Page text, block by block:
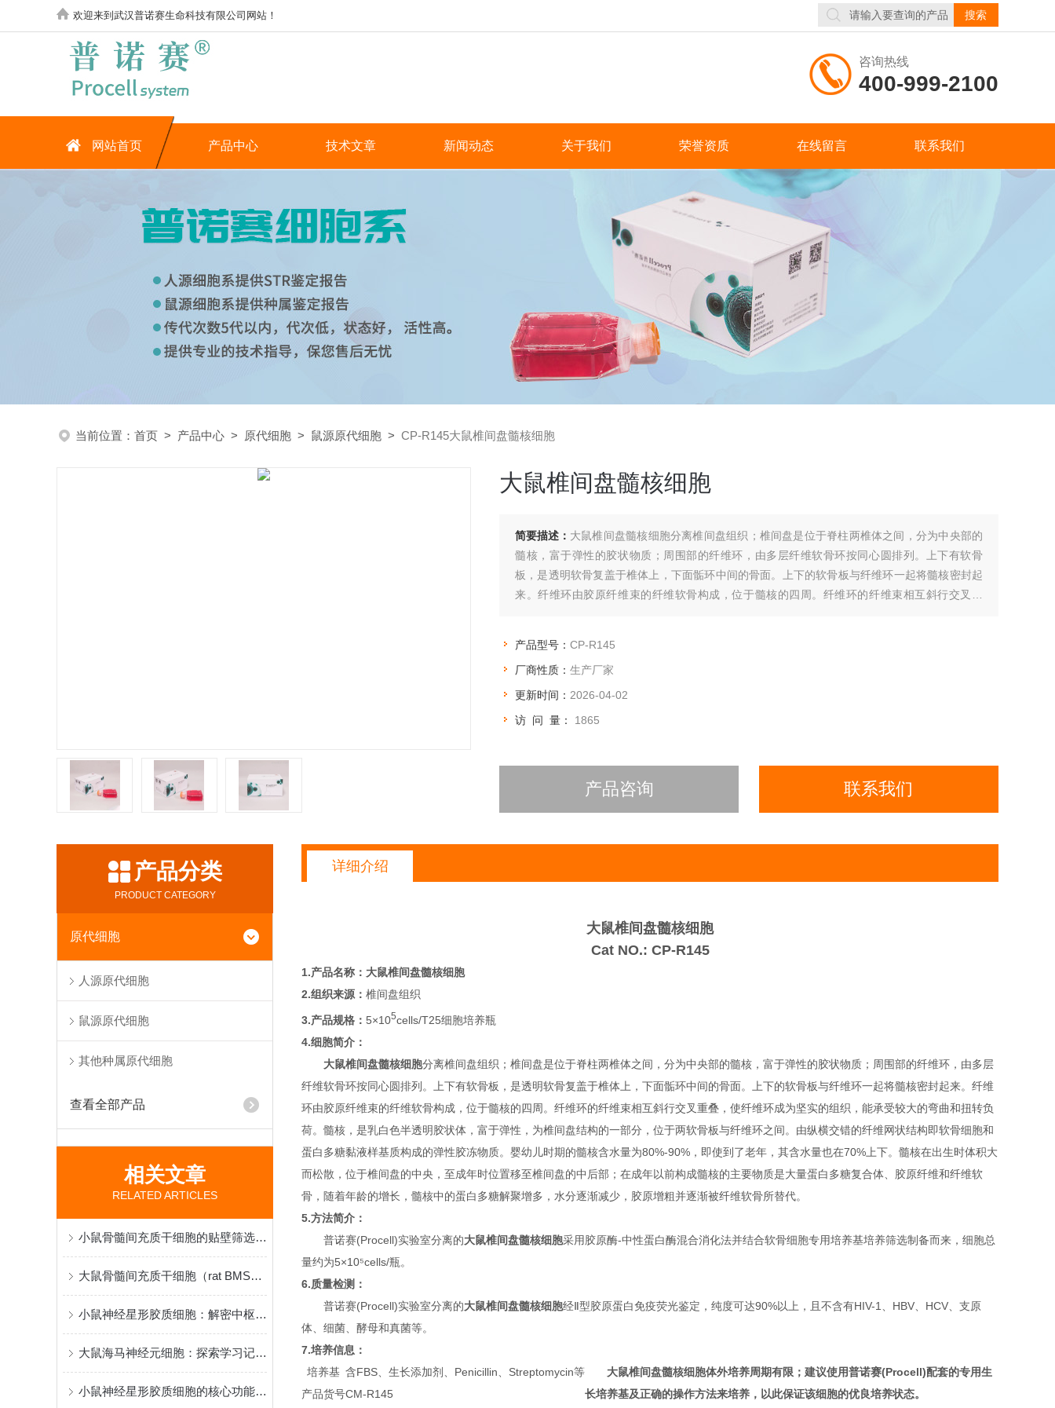
欢迎来到武汉普诺赛生命科技有限公司网站！
咨询热线
400-999-2100
网站首页 产品中心 技术文章 新闻动态 关于我们 荣誉资质 在线留言 联系我们
当前位置： 首页 > 产品中心 > 原代细胞 > 鼠源原代细胞 > CP-R145大鼠椎间盘髓核细胞
大鼠椎间盘髓核细胞
简要描述： 大鼠椎间盘髓核细胞分离椎间盘组织；椎间盘是位于脊柱两椎体之间，分为中央部的
髓核，富于弹性的胶状物质；周围部的纤维环，由多层纤维软骨环按同心圆排列。上下有软骨
板，是透明软骨复盖于椎体上，下面骺环中间的骨面。上下的软骨板与纤维环一起将髓核密封起
来。纤维环由胶原纤维束的纤维软骨构成，位于髓核的四周。纤维环的纤维束相互斜行交叉重
产品型号： CP-R145
厂商性质： 生产厂家
更新时间： 2026-04-02
访 问 量： 1865
产品咨询 联系我们
产品分类
PRODUCT CATEGORY
原代细胞
人源原代细胞
鼠源原代细胞
其他种属原代细胞
查看全部产品
相关文章
RELATED ARTICLES
小鼠骨髓间充质干细胞的贴壁筛选原理与再生医学研究应用
大鼠骨髓间充质干细胞（rat BMSCs）分离、鉴定与应用
小鼠神经星形胶质细胞：解密中枢神经系统功能与疾病机制的核心模型
大鼠海马神经元细胞：探索学习记忆机制与脑疾病病理的黄金模型
小鼠神经星形胶质细胞的核心功能和应用特点
详细介绍
大鼠椎间盘髓核细胞
Cat NO.: CP-R145
1.产品名称： 大鼠椎间盘髓核细胞
2.组织来源： 椎间盘组织
3.产品规格： 5×105cells/T25细胞培养瓶
4.细胞简介：
大鼠椎间盘髓核细胞分离椎间盘组织；椎间盘是位于脊柱两椎体之间，分为中央部的髓核，富于弹性的胶状物质；周围部的纤维环，由多层
纤维软骨环按同心圆排列。上下有软骨板，是透明软骨复盖于椎体上，下面骺环中间的骨面。上下的软骨板与纤维环一起将髓核密封起来。纤维
环由胶原纤维束的纤维软骨构成，位于髓核的四周。纤维环的纤维束相互斜行交叉重叠，使纤维环成为坚实的组织，能承受较大的弯曲和扭转负
荷。髓核，是乳白色半透明胶状体，富于弹性，为椎间盘结构的一部分，位于两软骨板与纤维环之间。由纵横交错的纤维网状结构即软骨细胞和
蛋白多糖黏液样基质构成的弹性胶冻物质。婴幼儿时期的髓核含水量为80%-90%，即使到了老年，其含水量也在70%上下。髓核在出生时体积大
而松散，位于椎间盘的中央，至成年时位置移至椎间盘的中后部；在成年以前构成髓核的主要物质是大量蛋白多糖复合体、胶原纤维和纤维软
骨，随着年龄的增长，髓核中的蛋白多糖解聚增多，水分逐渐减少，胶原增粗并逐渐被纤维软骨所替代。
5.方法简介：
普诺赛(Procell)实验室分离的大鼠椎间盘髓核细胞采用胶原酶-中性蛋白酶混合消化法并结合软骨细胞专用培养基培养筛选制备而来，细胞总
量约为5×10⁵cells/瓶。
6.质量检测：
普诺赛(Procell)实验室分离的大鼠椎间盘髓核细胞经Ⅱ型胶原蛋白免疫荧光鉴定，纯度可达90%以上，且不含有HIV-1、HBV、HCV、支原
体、细菌、酵母和真菌等。
7.培养信息：
培养基 含FBS、生长添加剂、Penicillin、Streptomycin等
产品货号CM-R145
大鼠椎间盘髓核细胞体外培养周期有限；建议使用普诺赛(Procell)配套的专用生
长培养基及正确的操作方法来培养，以此保证该细胞的优良培养状态。